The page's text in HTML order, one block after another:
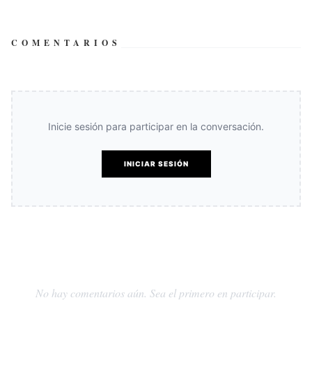
COMENTARIOS
Inicie sesión para participar en la conversación.
INICIAR SESIÓN
No hay comentarios aún. Sea el primero en participar.